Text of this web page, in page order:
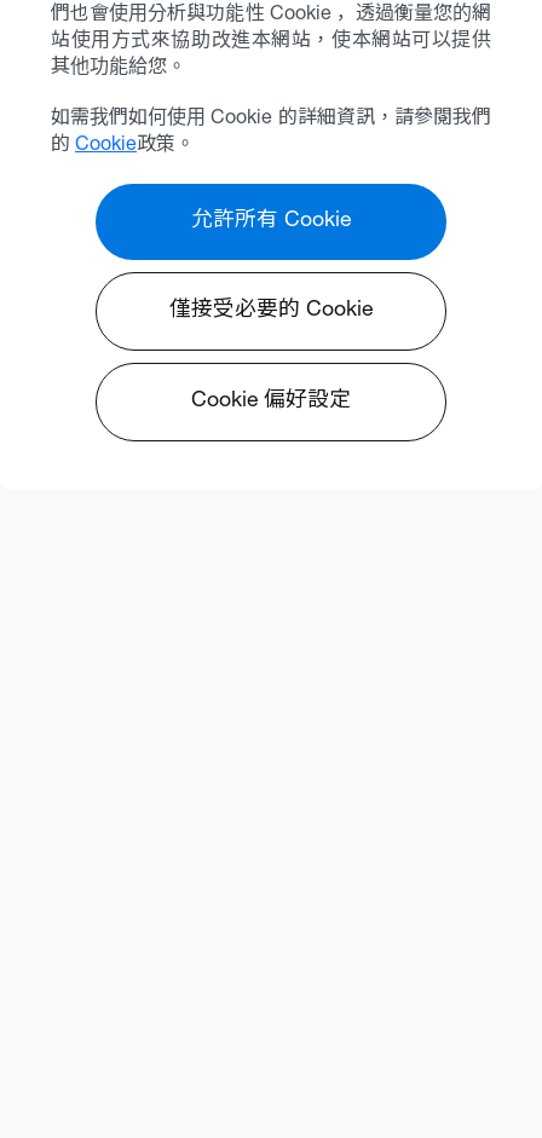
們也會使用分析與功能性 Cookie ，透過衡量您的網
站使用方式來協助改進本網站，使本網站可以提供
其他功能給您。
如需我們如何使用 Cookie 的詳細資訊，請參閱我們
的 Cookie政策。
允許所有 Cookie
僅接受必要的 Cookie
Cookie 偏好設定